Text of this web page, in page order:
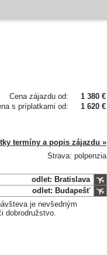
Cena zájazdu od:
1 380 €
s príplatkami od:
1 620 €
termíny a popis zájazdu »
Strava: polpenzia
odlet: Bratislava
odlet: Budapešť
je nevšedným
dobrodružstvo.